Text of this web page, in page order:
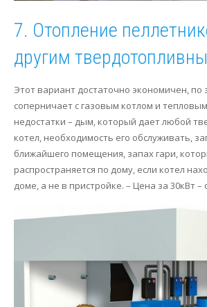
7. Отопление
другим
Этот вариант достаточно экономичен, по
соперничает с газовым котлом и
недостатки – дым, который дает любой
котел, необходимость его обслуживать,
ближайшего помещения, запах гари,
распространяется по дому, если котел
доме, а не в пристройке. – Цена за 30кВт –